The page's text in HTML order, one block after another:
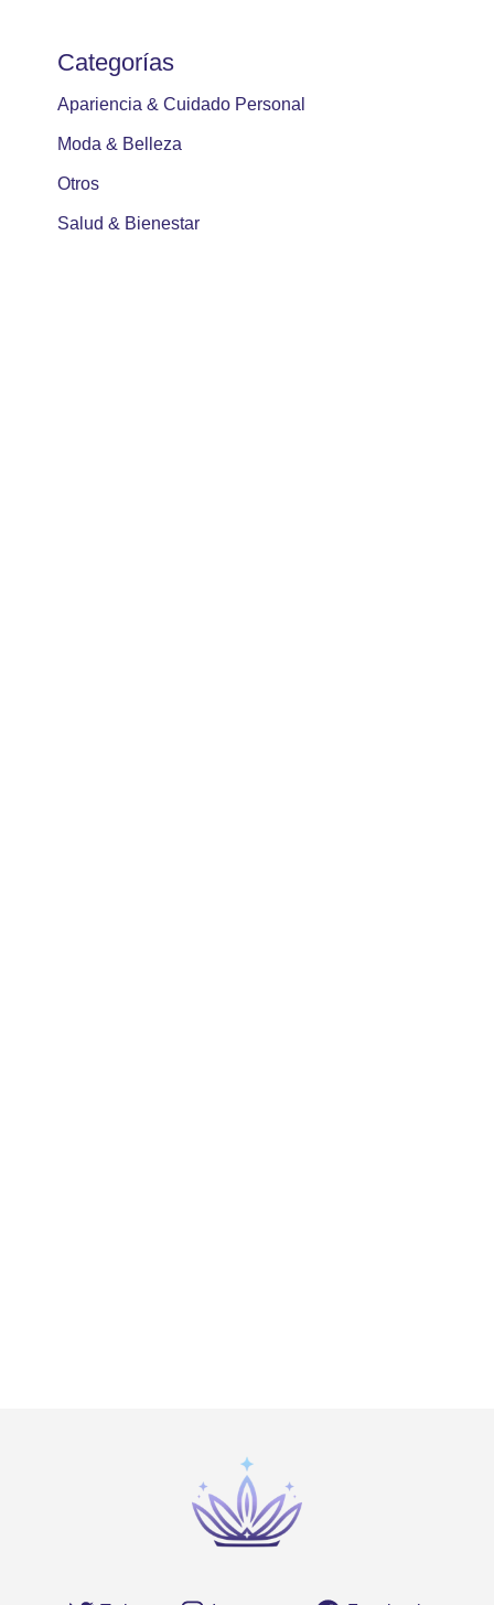
Categorías
Apariencia & Cuidado Personal
Moda & Belleza
Otros
Salud & Bienestar